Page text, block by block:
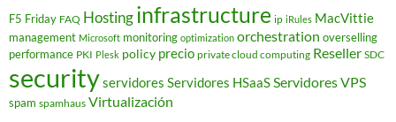
F5 Friday FAQ Hostinginfrastructure ip iRules MacVittie
management Microsoft monitoring optimization orchestration overselling
performance PKI Plesk policy precio private cloud computing Reseller SDC
securityservidores Servidores HSaaSServidores VPS
spam spamhaus Virtualización